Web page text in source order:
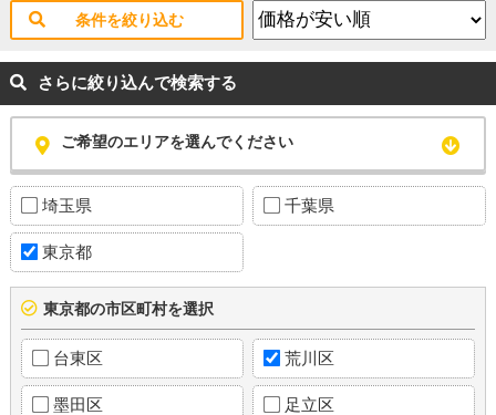
条件を絞り込む
さらに絞り込んで検索する
ご希望のエリアを選んでください
埼玉県 千葉県
東京都
東京都の市区町村を選択
台東区 荒川区
墨田区 足立区